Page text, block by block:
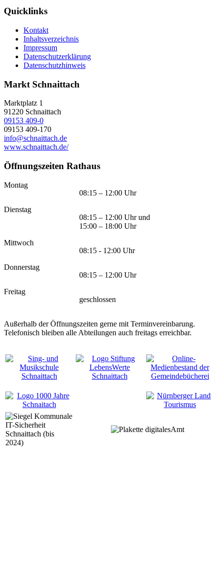
Quicklinks
Kontakt
Inhaltsverzeichnis
Impressum
Datenschutzerklärung
Datenschutzhinweis
Markt Schnaittach
Marktplatz 1
91220 Schnaittach
09153 409-0
09153 409-170
info@schnaittach.de
www.schnaittach.de/
Öffnungszeiten Rathaus
Montag
08:15 – 12:00 Uhr
Dienstag
08:15 – 12:00 Uhr und
15:00 – 18:00 Uhr
Mittwoch
08:15 - 12:00 Uhr
Donnerstag
08:15 – 12:00 Uhr
Freitag
geschlossen
Außerhalb der Öffnungszeiten gerne mit Terminvereinbarung.
Telefonisch bleiben alle Abteilungen auch freitags erreichbar.